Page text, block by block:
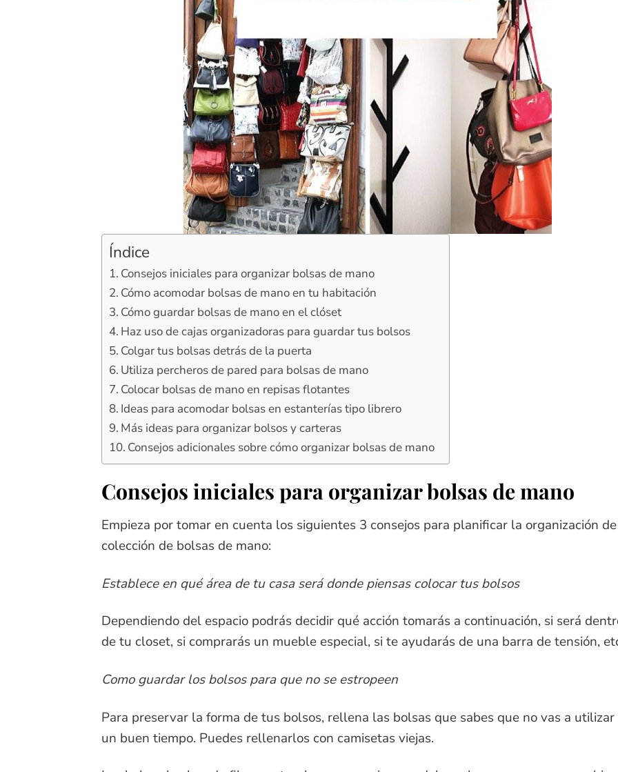
Índice
Consejos iniciales para organizar bolsas de mano
Cómo acomodar bolsas de mano en tu habitación
Cómo guardar bolsas de mano en el clóset
Haz uso de cajas organizadoras para guardar tus bolsos
Colgar tus bolsas detrás de la puerta
Utiliza percheros de pared para bolsas de mano
Colocar bolsas de mano en repisas flotantes
Ideas para acomodar bolsas en estanterías tipo librero
Más ideas para organizar bolsos y carteras
Consejos adicionales sobre cómo organizar bolsas de mano
Consejos iniciales para organizar bolsas de mano
Empieza por tomar en cuenta los siguientes 3 consejos para planificar la organización
colección de bolsas de mano:
Establece en qué área de tu casa será donde piensas colocar tus bolsos
Dependiendo del espacio podrás decidir qué acción tomarás a continuación, si será
de tu closet, si comprarás un mueble especial, si te ayudarás de una barra de tensión,
Como guardar los bolsos para que no se estropeen
Para preservar la forma de tus bolsos, rellena las bolsas que sabes que no vas a utilizar
un buen tiempo. Puedes rellenarlos con camisetas viejas.